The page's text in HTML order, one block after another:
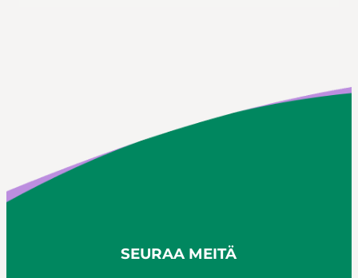
SEURAA MEITÄ